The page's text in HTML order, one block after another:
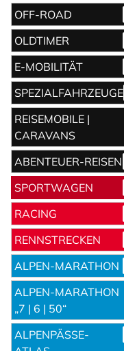
OFF-ROAD
OLDTIMER
E-MOBILITÄT
SPEZIALFAHRZEUGE
REISEMOBILE |
CARAVANS
ABENTEUER-REISEN
SPORTWAGEN
RACING
RENNSTRECKEN
ALPEN-MARATHON
ALPEN-MARATHON
„7 | 6 | 50“
ALPENPÄSSE-